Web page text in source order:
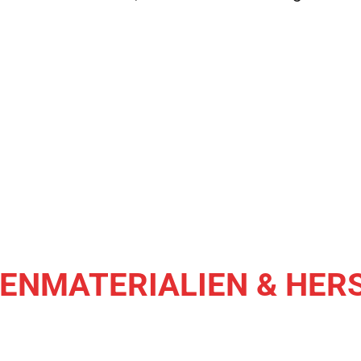
MATERIALIEN &